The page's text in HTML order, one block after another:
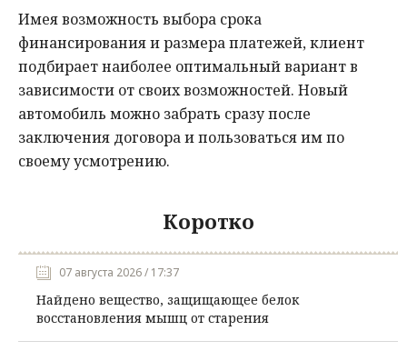
Имея возможность выбора срока
финансирования и размера платежей, клиент
подбирает наиболее оптимальный вариант в
зависимости от своих возможностей. Новый
автомобиль можно забрать сразу после
заключения договора и пользоваться им по
своему усмотрению.
Коротко
07 августа 2026 / 17:37
Найдено вещество, защищающее белок
восстановления мышц от старения